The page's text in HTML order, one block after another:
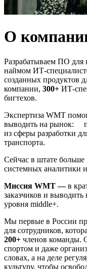
О
Разрабатываем ПО для
наймом ИТ-
созданных продуктов
компании, 300+ ИТ-
бигтехов.
Экспертиза WMT
выводить на рынок:
из сферы разработки
транспорта.
Сейчас в штате больше
системных аналитики
Миссия WMT —в
заказчиков и
уровня middle+.
Мы первые в России
для сотрудников,
200+ членов команды.
спортом и даже
словах, а на деле
культуру, чтобы